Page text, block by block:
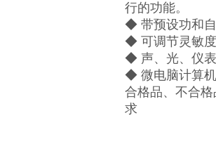
行的功能。
◆ 带预设功和
◆ 可调节灵敏
◆ 声、光、仪
◆ 微电脑计算
合格品、不合
求